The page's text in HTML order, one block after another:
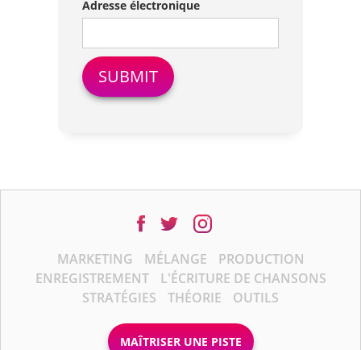
Adresse électronique
MARKETING MÉLANGE
PRODUCTION
ENREGISTREMENT
L'ÉCRITURE DE CHANSONS
STRATÉGIES
THÉORIE OUTILS
MAÎTRISER UNE PISTE